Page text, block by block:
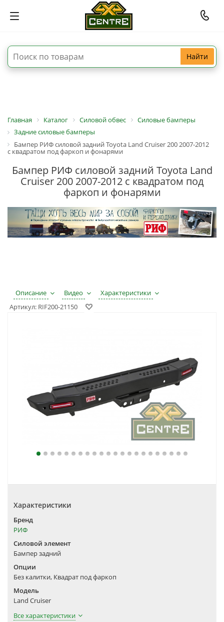
Найти
Главная Каталог Силовой обвес
Силовые бамперы
Задние силовые бамперы
Бампер РИФ силовой задний Toyota Land Cruiser 200 2007-2012
с квадратом под фаркоп и фонарями
Бампер РИФ силовой задний Toyota Land
Cruiser 200 2007-2012 с квадратом под
фаркоп и фонарями
Описание Видео
Характеристики
Артикул: RIF200-21150
Характеристики
Бренд
РИФ
Силовой элемент
Бампер задний
Опции
Без калитки, Квадрат под фаркоп
Модель
Land Cruiser
Все характеристики